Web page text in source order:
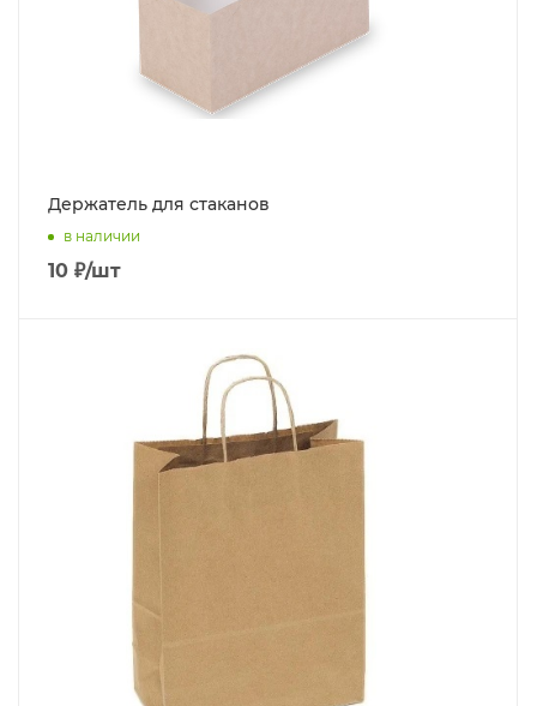
Держатель для стаканов
в наличии
10 ₽/шт